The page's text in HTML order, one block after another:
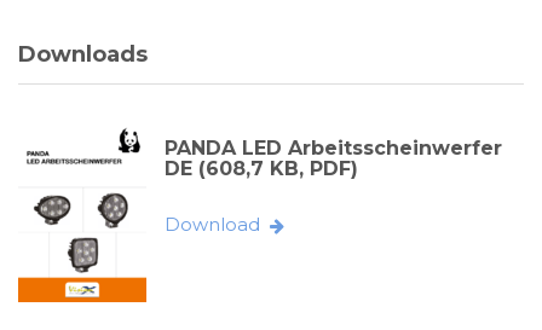
Downloads
PANDA LED Arbeitsscheinwerfer
DE (608,7 KB, PDF)
Download